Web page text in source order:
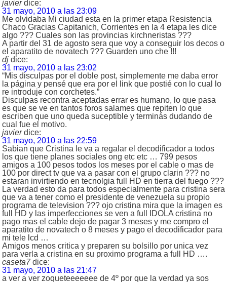
javier dice:
31 mayo, 2010 a las 23:09
Me olvidaba Mi ciudad esta en la primer etapa Resistencia
Chaco Gracias Capitanich, Corrientes en la 4 etapa les dice
algo ??? Cuales son las provincias kirchneristas ???
A partir del 31 de agosto sera que voy a conseguir los decos o
el aparatito de novatech ??? Guarden uno che !!!
dj dice:
31 mayo, 2010 a las 23:02
“Mis disculpas por el doble post, simplemente me daba error
la página y pensé que era por el link que postié con lo cual lo
re introduje con corchetes.”
Disculpas recontra aceptadas errar es humano, lo que pasa
es que se ve en tantos foros salames que repiten lo que
escriben que uno queda suceptible y terminás dudando de
cual fue el motivo.
javier dice:
31 mayo, 2010 a las 22:59
Sabian que Cristina le va a regalar el decodificador a todos
los que tiene planes sociales ong etc etc … 799 pesos
amigos a 100 pesos todos los meses por el cable o mas de
100 por direct tv que va a pasar con el grupo clarin ??? no
estaran invirtiendo en tecnolgia full HD en tierra del fuego ???
La verdad esto da para todos especialmente para cristina sera
que va a tener como el presidente de venezuela su propio
programa de television ??? ojo cristina mira que la imagen es
full HD y las imperfecciones se ven a full IDOLA cristina no
pago mas el cable dejo de pagar 3 meses y me compro el
aparatito de novatech o 8 meses y pago el decodificador para
mi tele lcd …
Amigos menos critica y preparen su bolsillo por unica vez
para verla a cristina en su proximo programa a full HD ….
caseta7 dice:
31 mayo, 2010 a las 21:47
a ver a ver zoqueteeeeeee de 4º por que la verdad ya sos